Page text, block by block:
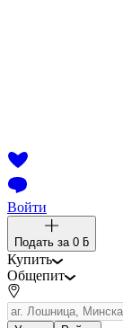
Войти
Подать за 0 ƃ
Купить
Общепит